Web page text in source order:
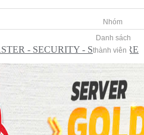
Nhóm
Danh sách
thành viên
- SECURITY - SOFTWARE